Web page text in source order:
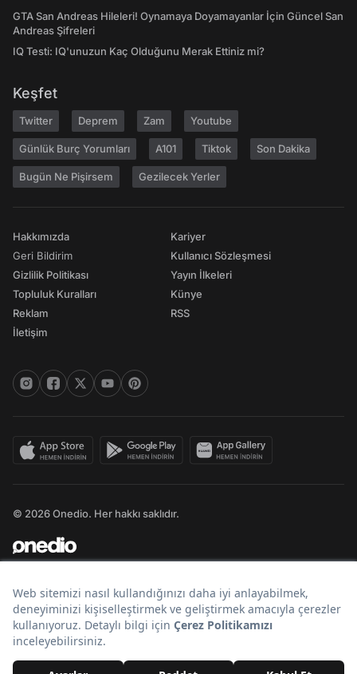
GTA San Andreas Hileleri! Oynamaya Doyamayanlar İçin Güncel San
Andreas Şifreleri
IQ Testi: IQ'unuzun Kaç Olduğunu Merak Ettiniz mi?
Keşfet
Twitter Deprem Zam Youtube
Günlük Burç Yorumları A101 Tiktok Son Dakika
Bugün Ne Pişirsem Gezilecek Yerler
Hakkımızda
Geri Bildirim
Gizlilik Politikası
Topluluk Kuralları
Reklam
İletişim
Kariyer
Kullanıcı Sözleşmesi
Yayın İlkeleri
Künye
RSS
© 2026 Onedio. Her hakkı saklıdır.
Bir markasıdır.